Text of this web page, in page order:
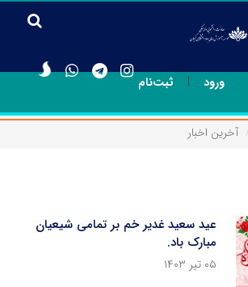
ورود | ثبت‌نام
آخرین اخبار
عید سعید غدیر خم بر تمامی شیعیان
مبارک باد.
۰۵ تیر ۱۴۰۳